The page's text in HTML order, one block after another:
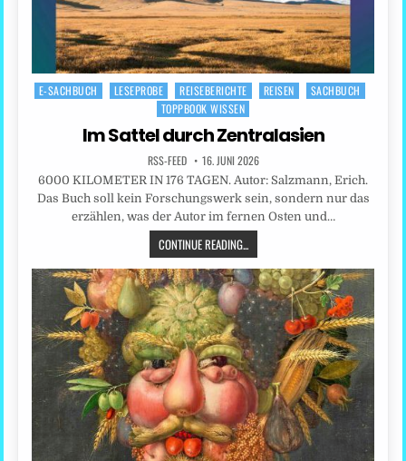
Posted
E-SACHBUCH LESEPROBE REISEBERICHTE REISEN
SACHBUCH
TOPPBOOK WISSEN
Im Sattel durch Zentralasien
RSS-FEED 16. JUNI 2026
6000 KILOMETER IN 176 TAGEN. Autor: Salzmann, Erich.
Das Buch soll kein Forschungswerk sein, sondern nur das
erzählen, was der Autor im fernen Osten und…
CONTINUE READING...